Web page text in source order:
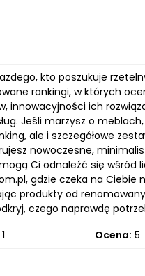
kto poszukuje
rankingi, w których
innowacyjności ich
Jeśli marzysz o
ale i szczegółowe
nowoczesne,
Ci odnaleźć się
gdzie czeka na
produkty od
czego naprawdę
1 Ocena: 5